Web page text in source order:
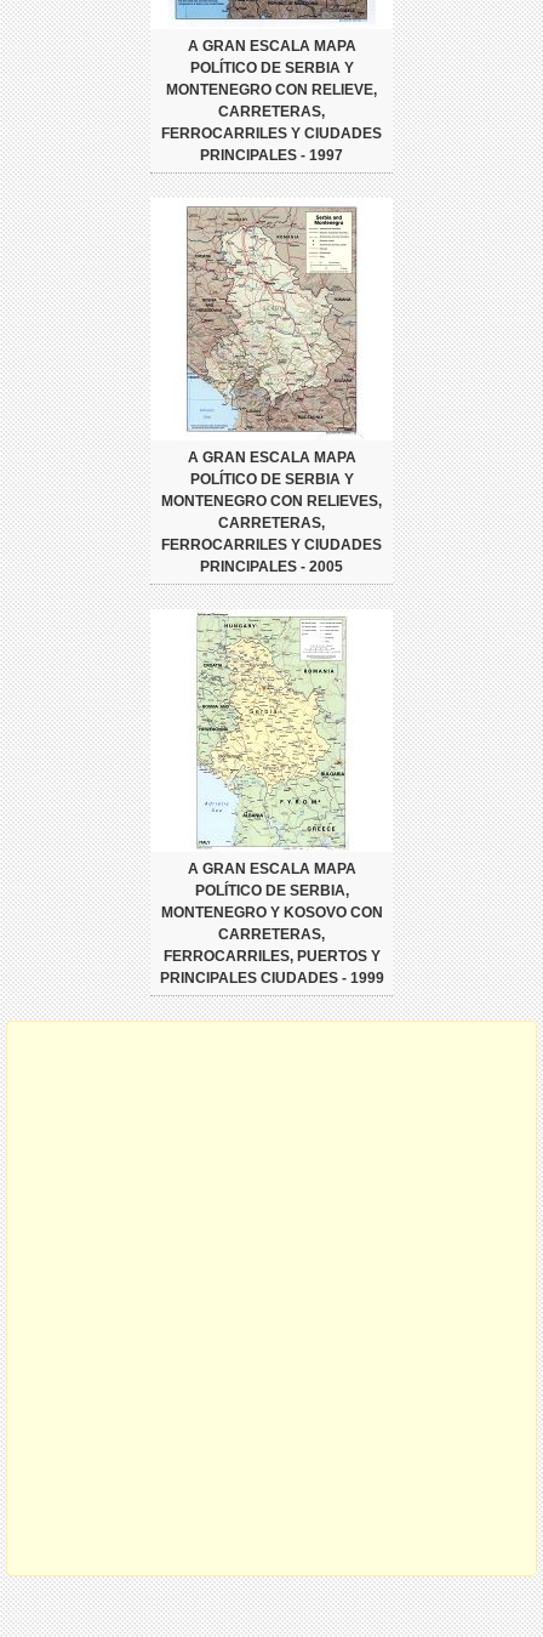
A GRAN ESCALA MAPA
POLÍTICO DE SERBIA Y
MONTENEGRO CON RELIEVE,
CARRETERAS,
FERROCARRILES Y CIUDADES
PRINCIPALES - 1997
A GRAN ESCALA MAPA
POLÍTICO DE SERBIA Y
MONTENEGRO CON RELIEVES,
CARRETERAS,
FERROCARRILES Y CIUDADES
PRINCIPALES - 2005
A GRAN ESCALA MAPA
POLÍTICO DE SERBIA,
MONTENEGRO Y KOSOVO CON
CARRETERAS,
FERROCARRILES, PUERTOS Y
PRINCIPALES CIUDADES - 1999